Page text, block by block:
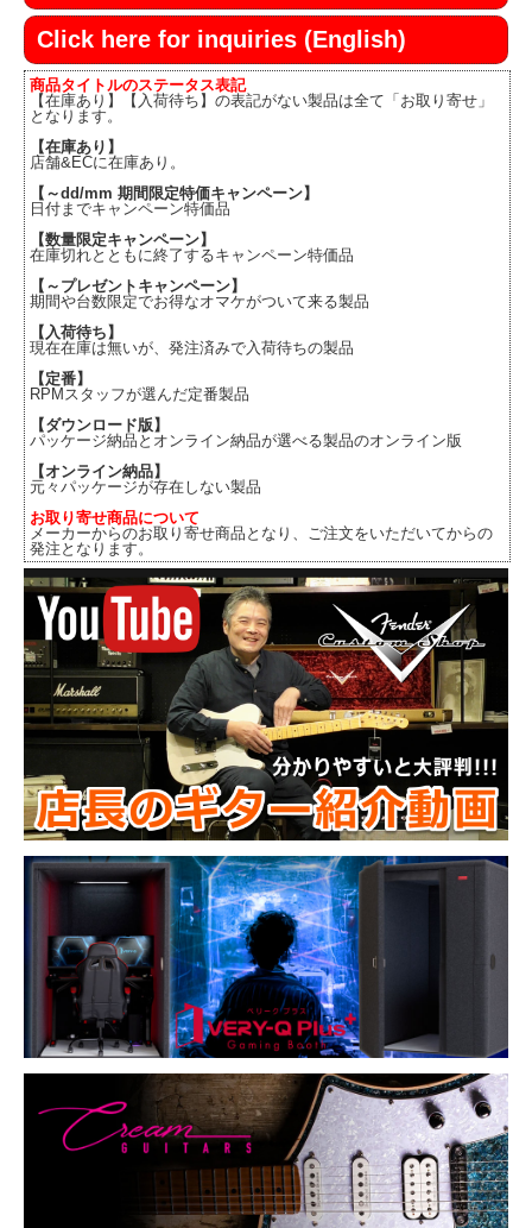
Click here for inquiries (English)
商品タイトルのステータス表記
【在庫あり】【入荷待ち】の表記がない製品は全て「お取り寄せ」
となります。
【在庫あり】
店舗&ECに在庫あり。
【～dd/mm 期間限定特価キャンペーン】
日付までキャンペーン特価品
【数量限定キャンペーン】
在庫切れとともに終了するキャンペーン特価品
【～プレゼントキャンペーン】
期間や台数限定でお得なオマケがついて来る製品
【入荷待ち】
現在在庫は無いが、発注済みで入荷待ちの製品
【定番】
RPMスタッフが選んだ定番製品
【ダウンロード版】
パッケージ納品とオンライン納品が選べる製品のオンライン版
【オンライン納品】
元々パッケージが存在しない製品
お取り寄せ商品について
メーカーからのお取り寄せ商品となり、ご注文をいただいてからの
発注となります。